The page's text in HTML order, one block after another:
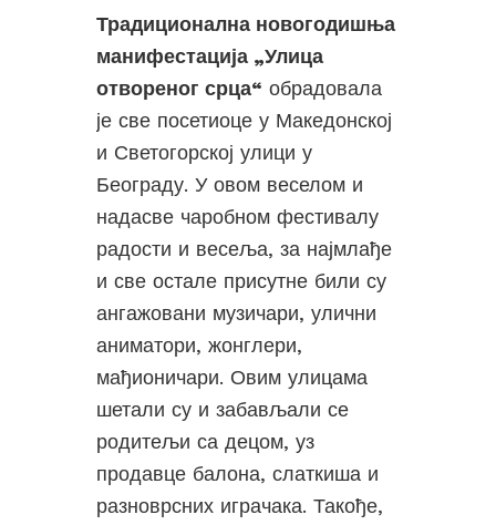
Традиционална новогодишња
манифестација „Улица
отвореног срца“ обрадовала
је све посетиоце у Македонској
и Светогорској улици у
Београду. У овом веселом и
надасве чаробном фестивалу
радости и весеља, за најмлађе
и све остале присутне били су
ангажовани музичари, улични
аниматори, жонглери,
мађионичари. Овим улицама
шетали су и забављали се
родитељи са децом, уз
продавце балона, слаткиша и
разноврсних играчака. Такође,